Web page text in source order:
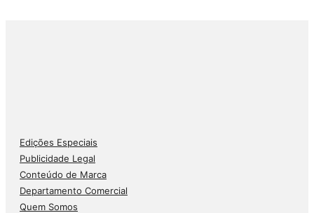
Edições Especiais
Publicidade Legal
Conteúdo de Marca
Departamento Comercial
Quem Somos